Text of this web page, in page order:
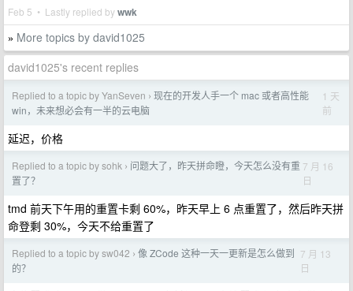
Feb 5 • Lastly replied bywwk
» More topics by david1025
david1025's recent replies
Replied to a topic by YanSeven › 现在的开发人手一个 mac 或者高性能
win，未来想必会有一半的云电脑
1 天
前
延迟，价格
Replied to a topic by sohk › 问题大了，昨天拼命瞪，今天怎么没有重
置了？
7 月 16
日
tmd 前天下午用的重置卡剩 60%，昨天早上 6 点重置了，然后昨天拼
命登剩 30%，今天不给重置了
Replied to a topic by sw042 › 像 ZCode 这种一天一更新是怎么做到
的？
7 月 13
日